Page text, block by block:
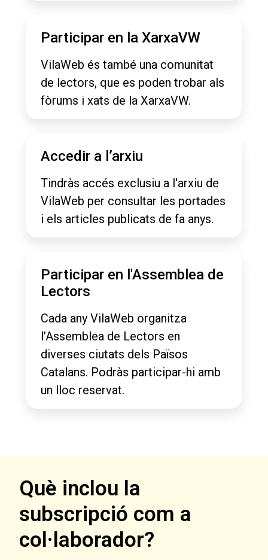
Participar en la XarxaVW
VilaWeb és també una comunitat
de lectors, que es poden trobar als
fòrums i xats de la XarxaVW.
Accedir a l’arxiu
Tindràs accés exclusiu a l'arxiu de
VilaWeb per consultar les portades
i els articles publicats de fa anys.
Participar en l'Assemblea de
Lectors
Cada any VilaWeb organitza
l’Assemblea de Lectors en
diverses ciutats dels Països
Catalans. Podràs participar-hi amb
un lloc reservat.
Què inclou la
subscripció com a
col·laborador?